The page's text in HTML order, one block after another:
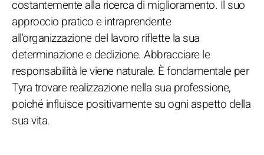
costantemente alla ricerca di miglioramento. Il suo
approccio pratico e intraprendente
all'organizzazione del lavoro riflette la sua
determinazione e dedizione. Abbracciare le
responsabilità le viene naturale. È fondamentale per
Tyra trovare realizzazione nella sua professione,
poiché influisce positivamente su ogni aspetto della
sua vita.